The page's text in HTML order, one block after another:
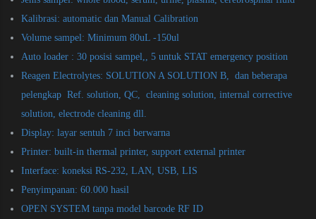
Kalibrasi: automatic dan Manual Calibration
Volume sampel: Minimum 80uL -150ul
Auto loader : 30 posisi sampel,, 5 untuk STAT emergency position
Reagen Electrolytes: SOLUTION A SOLUTION B, dan beberapa
pelengkap Ref. solution, QC, cleaning solution, internal corrective
solution, electrode cleaning dll.
Display: layar sentuh 7 inci berwarna
Printer: built-in thermal printer, support external printer
Interface: koneksi RS-232, LAN, USB, LIS
Penyimpanan: 60.000 hasil
OPEN SYSTEM tanpa model barcode RF ID